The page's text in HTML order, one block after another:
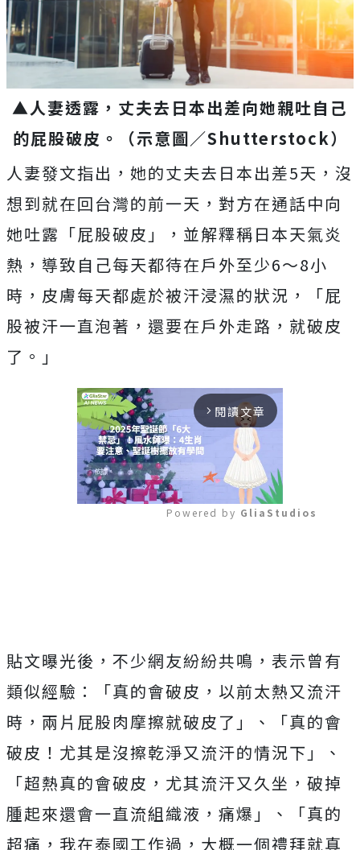
▲人妻透露，丈夫去日本出差向她親吐自己
的屁股破皮。（示意圖／Shutterstock）
人妻發文指出，她的丈夫去日本出差5天，沒
想到就在回台灣的前一天，對方在通話中向
她吐露「屁股破皮」，並解釋稱日本天氣炎
熱，導致自己每天都待在戶外至少6～8小
時，皮膚每天都處於被汗浸濕的狀況，「屁
股被汗一直泡著，還要在戶外走路，就破皮
了。」
arrow_forward_ios 閱讀文章
Powered by GliaStudios
貼文曝光後，不少網友紛紛共鳴，表示曾有
類似經驗：「真的會破皮，以前太熱又流汗
時，兩片屁股肉摩擦就破皮了」、「真的會
破皮！尤其是沒擦乾淨又流汗的情況下」、
「超熱真的會破皮，尤其流汗又久坐，破掉
腫起來還會一直流組織液，痛爆」、「真的
超痛，我在泰國工作過，大概一個禮拜就真